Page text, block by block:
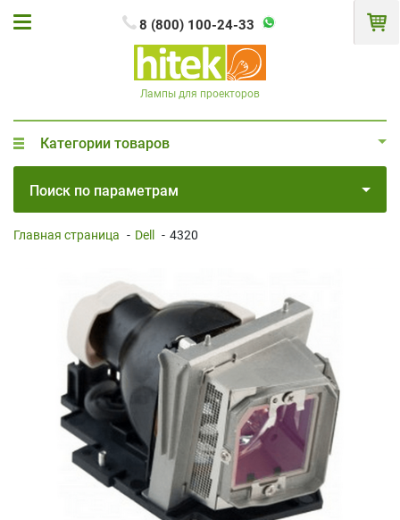
8 (800) 100-24-33
Лампы для проекторов
Категории товаров
Поиск по параметрам
Главная страница - Dell - 4320